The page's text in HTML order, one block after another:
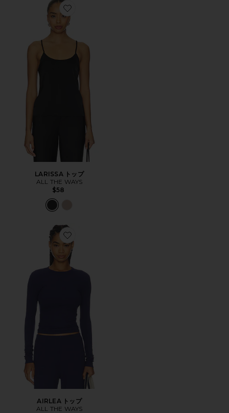
Favorite LARISSA トップ
LARISSA トップ
ALL THE WAYS
$58
Favorite AIRLEA トップ
AIRLEA トップ
ALL THE WAYS